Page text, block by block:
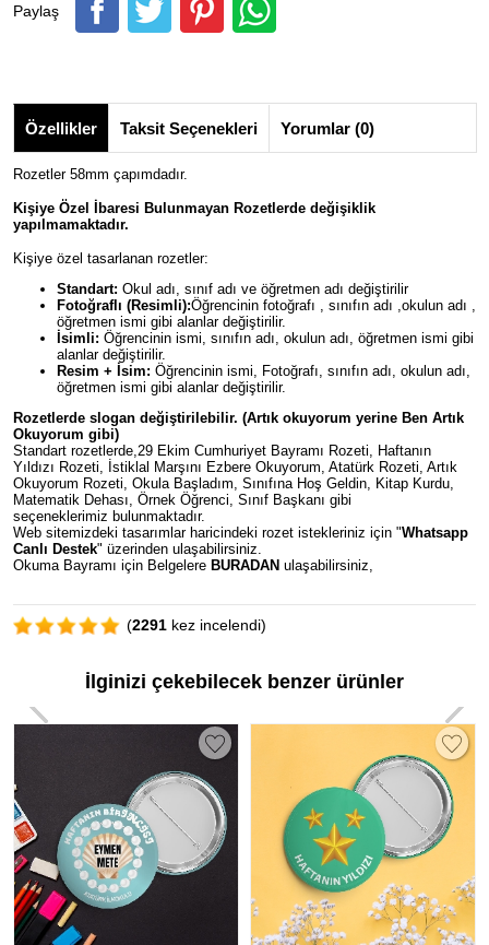
Paylaş
Özellikler Taksit Seçenekleri Yorumlar (0)
Rozetler 58mm çapımdadır.
Kişiye Özel İbaresi Bulunmayan Rozetlerde değişiklik
yapılmamaktadır.
Kişiye özel tasarlanan rozetler:
Standart: Okul adı, sınıf adı ve öğretmen adı değiştirilir
Fotoğraflı (Resimli):Öğrencinin fotoğrafı , sınıfın adı ,okulun adı ,
öğretmen ismi gibi alanlar değiştirilir.
İsimli: Öğrencinin ismi, sınıfın adı, okulun adı, öğretmen ismi gibi
alanlar değiştirilir.
Resim + İsim: Öğrencinin ismi, Fotoğrafı, sınıfın adı, okulun adı,
öğretmen ismi gibi alanlar değiştirilir.
Rozetlerde slogan değiştirilebilir. (Artık okuyorum yerine Ben Artık
Okuyorum gibi)
Standart rozetlerde,29 Ekim Cumhuriyet Bayramı Rozeti, Haftanın
Yıldızı Rozeti, İstiklal Marşını Ezbere Okuyorum, Atatürk Rozeti, Artık
Okuyorum Rozeti, Okula Başladım, Sınıfına Hoş Geldin, Kitap Kurdu,
Matematik Dehası, Örnek Öğrenci, Sınıf Başkanı gibi
seçeneklerimiz bulunmaktadır.
Web sitemizdeki tasarımlar haricindeki rozet istekleriniz için "Whatsapp
Canlı Destek" üzerinden ulaşabilirsiniz.
Okuma Bayramı için Belgelere BURADAN ulaşabilirsiniz,
(2291 kez incelendi)
İlginizi çekebilecek benzer ürünler